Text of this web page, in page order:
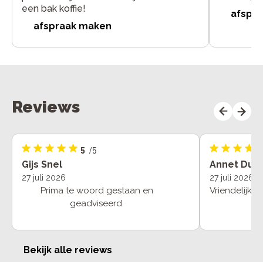
een bak koffie!
afspraak maken
Reviews
5 /5
Gijs Snel
27 juli 2026
Prima te woord gestaan en
geadviseerd.
Annet
27 juli 2026
Vriendelijk,
Bekijk alle reviews